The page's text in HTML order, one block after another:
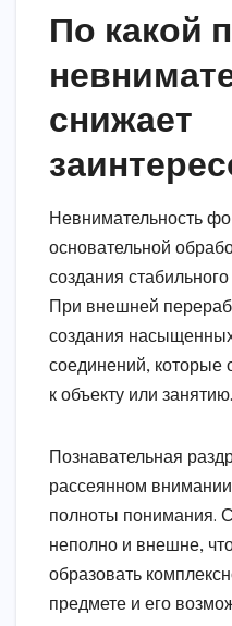
По какой
снижает
Невнимательность
основательной
создания
При внешней
создания
соединений, которые
к объекту или занятию.
Познавательная
рассеянном
полноты понимания.
неполно и внешне,
образовать
предмете и его